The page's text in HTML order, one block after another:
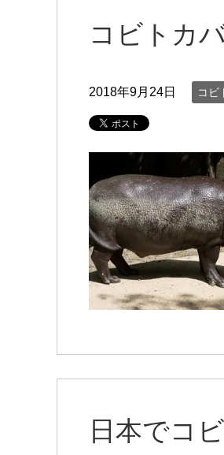
コビトカ
2018年9月24日 コビ
日本でコ